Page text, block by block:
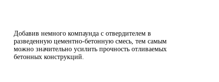
Добавив немного компаунда с отвердителем в
разведенную цементно-бетонную смесь, тем самым
можно значительно усилить прочность отливаемых
бетонных конструкций.